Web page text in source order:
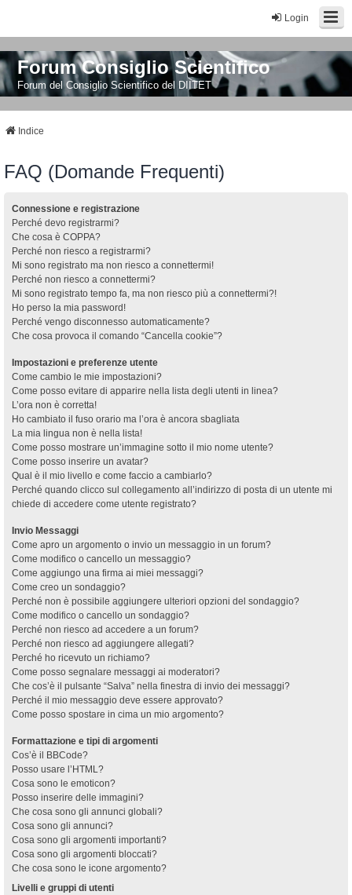
Login
Forum Consiglio Scientifico
Forum del Consiglio Scientifico del DIITET
Indice
FAQ (Domande Frequenti)
Connessione e registrazione
Perché devo registrarmi?
Che cosa è COPPA?
Perché non riesco a registrarmi?
Mi sono registrato ma non riesco a connettermi!
Perché non riesco a connettermi?
Mi sono registrato tempo fa, ma non riesco più a connettermi?!
Ho perso la mia password!
Perché vengo disconnesso automaticamente?
Che cosa provoca il comando “Cancella cookie”?
Impostazioni e preferenze utente
Come cambio le mie impostazioni?
Come posso evitare di apparire nella lista degli utenti in linea?
L’ora non è corretta!
Ho cambiato il fuso orario ma l’ora è ancora sbagliata
La mia lingua non è nella lista!
Come posso mostrare un’immagine sotto il mio nome utente?
Come posso inserire un avatar?
Qual è il mio livello e come faccio a cambiarlo?
Perché quando clicco sul collegamento all’indirizzo di posta di un utente mi
chiede di accedere come utente registrato?
Invio Messaggi
Come apro un argomento o invio un messaggio in un forum?
Come modifico o cancello un messaggio?
Come aggiungo una firma ai miei messaggi?
Come creo un sondaggio?
Perché non è possibile aggiungere ulteriori opzioni del sondaggio?
Come modifico o cancello un sondaggio?
Perché non riesco ad accedere a un forum?
Perché non riesco ad aggiungere allegati?
Perché ho ricevuto un richiamo?
Come posso segnalare messaggi ai moderatori?
Che cos’è il pulsante “Salva” nella finestra di invio dei messaggi?
Perché il mio messaggio deve essere approvato?
Come posso spostare in cima un mio argomento?
Formattazione e tipi di argomenti
Cos’è il BBCode?
Posso usare l’HTML?
Cosa sono le emoticon?
Posso inserire delle immagini?
Che cosa sono gli annunci globali?
Cosa sono gli annunci?
Cosa sono gli argomenti importanti?
Cosa sono gli argomenti bloccati?
Che cosa sono le icone argomento?
Livelli e gruppi di utenti